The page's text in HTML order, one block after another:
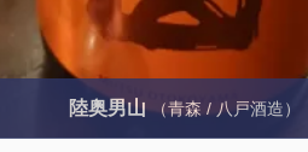
陸奥男山 （青森 / 八戸酒造）